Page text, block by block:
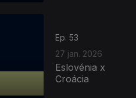
Ep. 53
27 jan. 2026
Eslovénia x
Croácia